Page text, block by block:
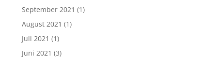
September 2021 (1)
August 2021 (1)
Juli 2021 (1)
Juni 2021 (3)